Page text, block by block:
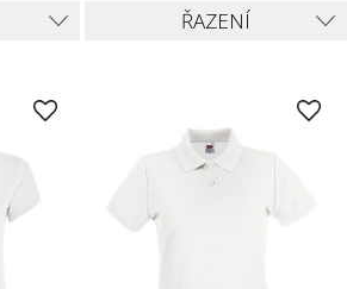
ŘAZENÍ